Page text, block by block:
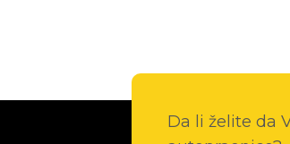
Da li želite da